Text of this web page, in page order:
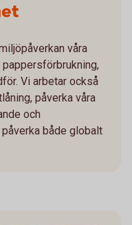
våra
Vi arbetar också
påverka våra
och
både globalt